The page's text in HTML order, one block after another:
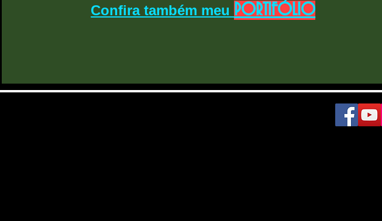
Confira também meu PORTIFÓLIO